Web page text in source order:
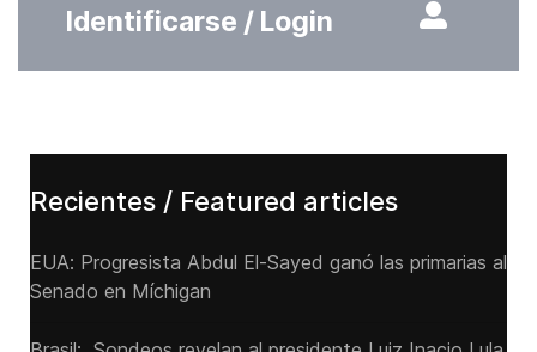
Identificarse / Login
Recientes / Featured articles
EUA: Progresista Abdul El-Sayed ganó las primarias al
Senado ‌en Míchigan